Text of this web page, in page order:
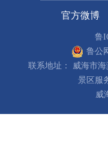
官方微博
鲁
鲁公
联系地址： 威海市
景区服
威